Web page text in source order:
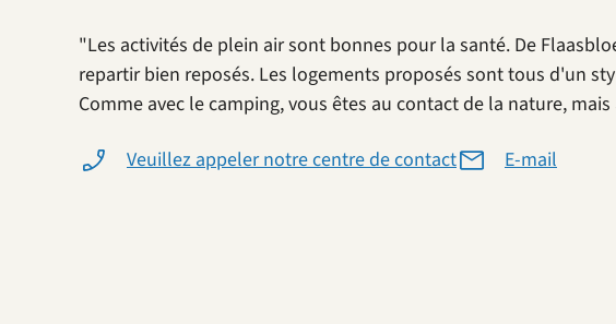
"Les activités de plein air sont bonnes pour la santé. De
repartir bien reposés. Les logements proposés sont tous d'un
Comme avec le camping, vous êtes au contact de la nature,
Veuillez appeler notre centre de contact E-mail